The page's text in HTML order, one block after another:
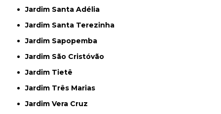
Jardim Santa Adélia
Jardim Santa Terezinha
Jardim Sapopemba
Jardim São Cristóvão
Jardim Tietê
Jardim Três Marias
Jardim Vera Cruz